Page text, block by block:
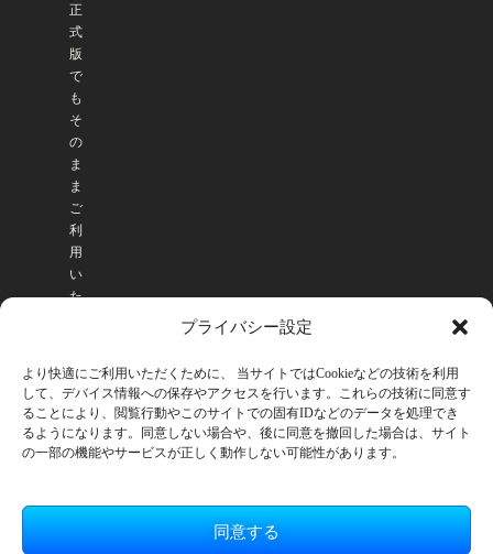
プライバシー設定
より快適にご利用いただくために、 当サイトではCookieなどの技術を利用
して、デバイス情報への保存やアクセスを行います。これらの技術に同意す
ることにより、閲覧行動やこのサイトでの固有IDなどのデータを処理でき
るようになります。同意しない場合や、後に同意を撤回した場合は、サイト
の一部の機能やサービスが正しく動作しない可能性があります。
同意する
正
式
版
で
も
そ
の
ま
ま
ご
利
用
い
た
す
。